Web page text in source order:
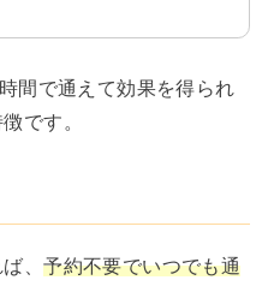
間で通えて効果を得られ
です。
ば、予約不要でいつでも通